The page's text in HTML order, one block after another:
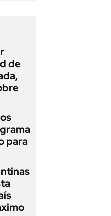
de
para